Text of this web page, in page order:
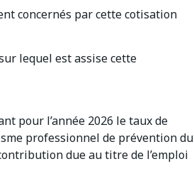
concernés par cette cotisation
lequel est assise cette
pour l’année 2026 le taux de
professionnel de prévention du
due au titre de l’emploi